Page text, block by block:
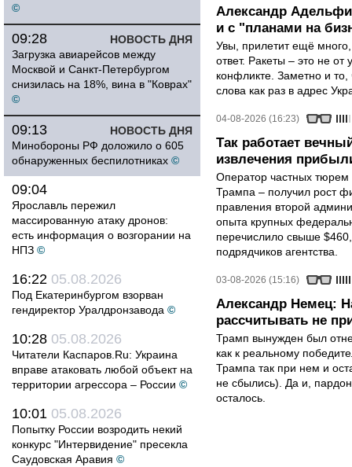
©
НОВОСТЬ ДНЯ
09:28
Загрузка авиарейсов между
Москвой и Санкт-Петербургом
снизилась на 18%, вина в "Коврах"
©
НОВОСТЬ ДНЯ
09:13
Минобороны РФ доложило о 605
обнаруженных беспилотниках ©
09:04
Ярославль пережил
массированную атаку дронов:
есть информация о возгорании на
НПЗ ©
16:22 05.08.2026
Под Екатеринбургом взорван
гендиректор Уралдронзавода ©
10:28 05.08.2026
Читатели Каспаров.Ru: Украина
вправе атаковать любой объект на
территории агрессора – России ©
10:01 05.08.2026
Попытку России возродить некий
конкурс "Интервидение" пресекла
Саудовская Аравия ©
Александр
и с "планами на
Увы, прилетит ещё
ответ. Ракеты – это не от
конфликте. Заметно и
слова как раз в адрес
04-08-2026 (16:23)
Так работает
извлечения
Оператор частных тюрем
Трампа – получил рост
правления второй
опыта крупных
перечислило свыше
подрядчиков агентства.
03-08-2026 (15:16)
Александр Немец:
рассчитывать не
Трамп вынужден был
как к реальному
Трампа так при нем и
не сбылись). Да и,
осталось.